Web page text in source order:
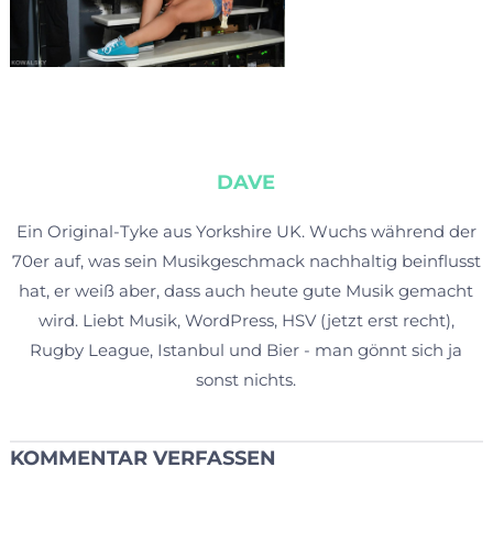
DAVE
Ein Original-Tyke aus Yorkshire UK. Wuchs während der
70er auf, was sein Musikgeschmack nachhaltig beinflusst
hat, er weiß aber, dass auch heute gute Musik gemacht
wird. Liebt Musik, WordPress, HSV (jetzt erst recht),
Rugby League, Istanbul und Bier - man gönnt sich ja
sonst nichts.
KOMMENTAR VERFASSEN